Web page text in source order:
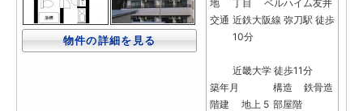
物件の詳細を見る
地
丁目 ベルハイム友井
交通 近鉄大阪線 弥刀駅 徒歩
10分
近畿大学 徒歩11分
築年月
構造
鉄骨造
階建
地上 5 部屋階